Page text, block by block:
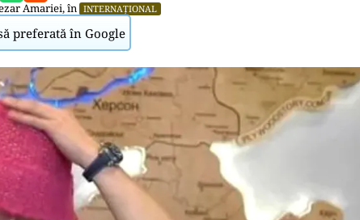
Amariei, în INTERNAȚIONAL
preferată în Google